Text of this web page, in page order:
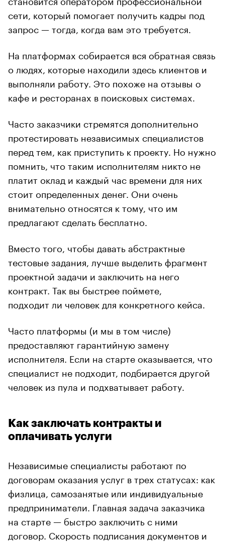
сети, который помогает получить кадры под
запрос — тогда, когда вам это требуется.
На платформах собирается вся обратная связь
о людях, которые находили здесь клиентов и
выполняли работу. Это похоже на отзывы о
кафе и ресторанах в поисковых системах.
Часто заказчики стремятся дополнительно
протестировать независимых специалистов
перед тем, как приступить к проекту. Но нужно
помнить, что таким исполнителям никто не
платит оклад и каждый час времени для них
стоит определенных денег. Они очень
внимательно относятся к тому, что им
предлагают сделать бесплатно.
Вместо того, чтобы давать абстрактные
тестовые задания, лучше выделить фрагмент
проектной задачи и заключить на него
контракт. Так вы быстрее поймете,
подходит ли человек для конкретного кейса.
Часто платформы (и мы в том числе)
предоставляют гарантийную замену
исполнителя. Если на старте оказывается, что
специалист не подходит, подбирается другой
человек из пула и подхватывает работу.
Как заключать контракты и
оплачивать услуги
Независимые специалисты работают по
договорам оказания услуг в трех статусах: как
физлица, самозанятые или индивидуальные
предприниматели. Главная задача заказчика
на старте — быстро заключить с ними
договор. Скорость подписания документов и